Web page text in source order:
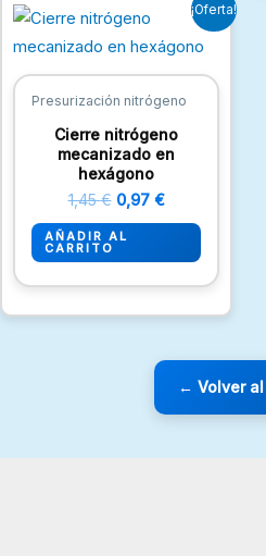
¡Oferta!
Presurización nitrógeno
Cierre nitrógeno
mecanizado en
hexágono
1,45€
precio
original
1,45 €.
0,97 €
precio
actual
es:
0,97 €.
AÑADIR AL
CARRITO
← Volver